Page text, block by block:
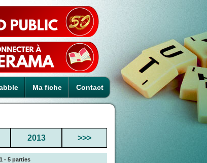
Ma fiche Contact
2013 >>>
- 5 parties